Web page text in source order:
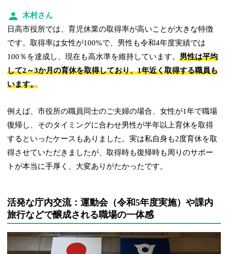
木村さん
日高市役所では、育児休業の取得率が高いことが大きな特徴
です。取得率は女性が100%で、男性も令和4年度実績では
100％を達成し、現在も高水準を維持しています。男性は平均
して2～3か月の育休を取得しており、1年近く取得する職員も
います。
例えば、市役所の職員同士のご夫婦の場合、女性が1年で職場
復帰し、そのタイミングに合わせ男性が半年以上育休を取得
するといったケースもありました。実は私自身も2度育休を取
得させていただきましたが、取得時も復帰時も周りのサポー
トが本当に手厚く、大変ありがたかったです。
活発な庁内交流：運動会（令和5年度実施）や課内
旅行などで醸成される職場の一体感